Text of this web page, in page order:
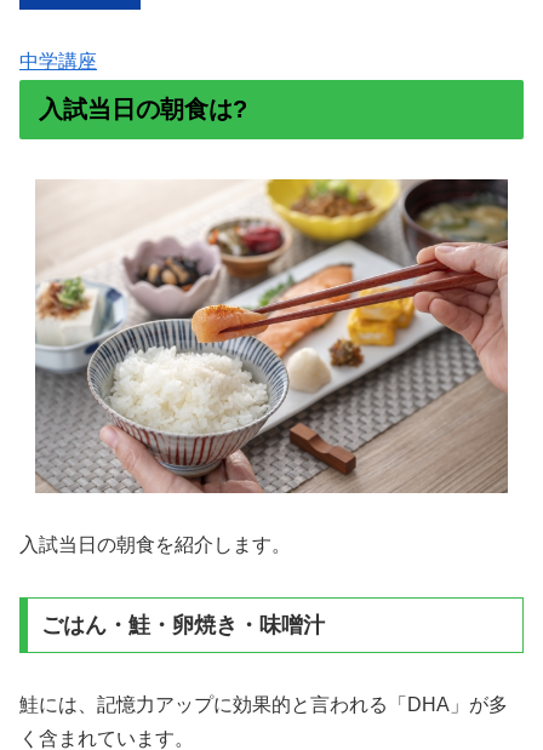
中学講座
入試当日の朝食は?
入試当日の朝食を紹介します。
ごはん・鮭・卵焼き・味噌汁
鮭には、記憶力アップに効果的と言われる「DHA」が多
く含まれています。